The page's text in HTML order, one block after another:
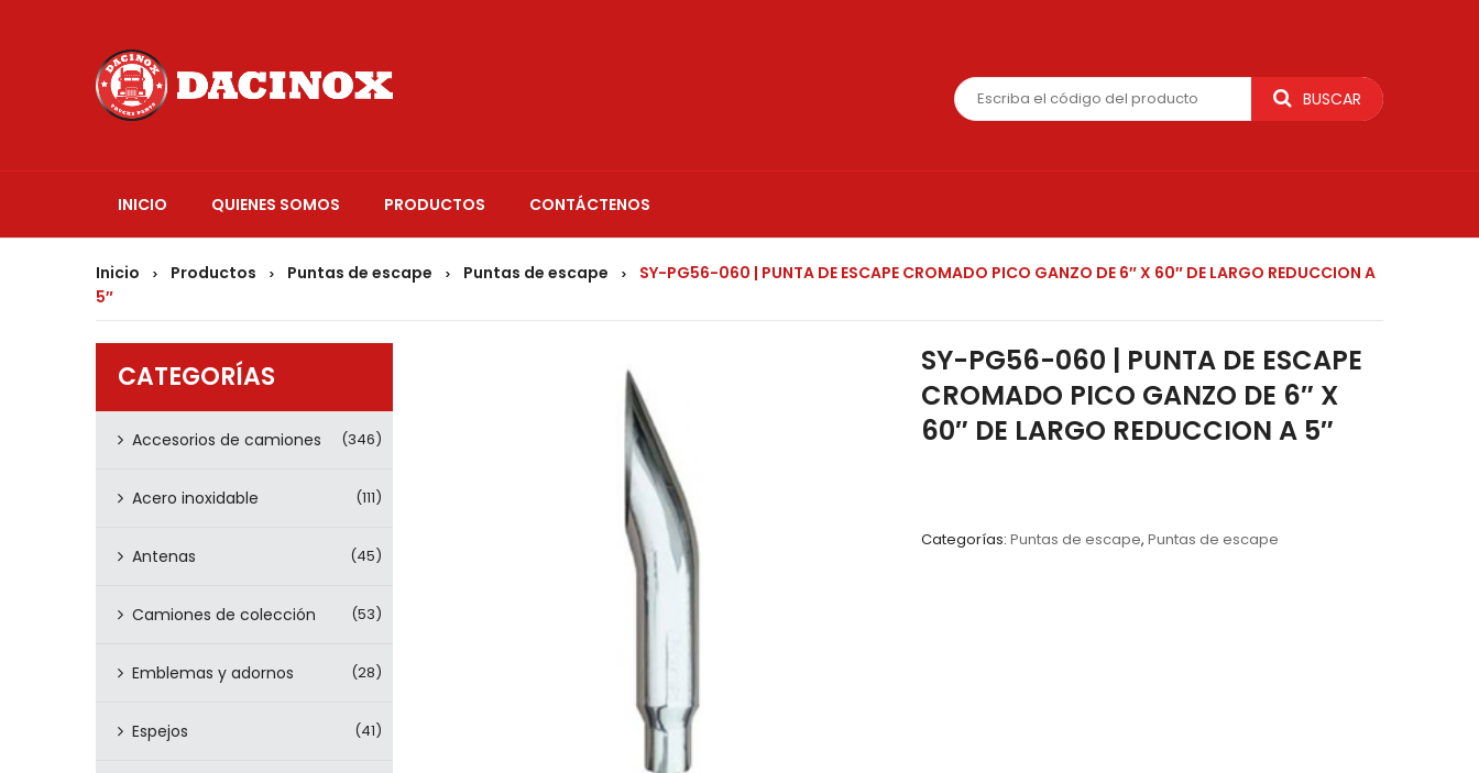
BUSCAR
INICIO QUIENES SOMOS PRODUCTOS CONTÁCTENOS
Inicio > Productos > Puntas de escape > Puntas de escape >
SY-PG56-060 | PUNTA DE ESCAPE CROMADO PICO GANZO DE 6″ X 60″ DE LARGO REDUCCION A
5″
CATEGORÍAS
Accesorios de camiones (346)
Acero inoxidable (111)
Antenas (45)
Camiones de colección (53)
Emblemas y adornos (28)
Espejos (41)
SY-PG56-060 | PUNTA DE ESCAPE
CROMADO PICO GANZO DE 6″ X
60″ DE LARGO REDUCCION A 5″
Categorías: Puntas de escape, Puntas de escape